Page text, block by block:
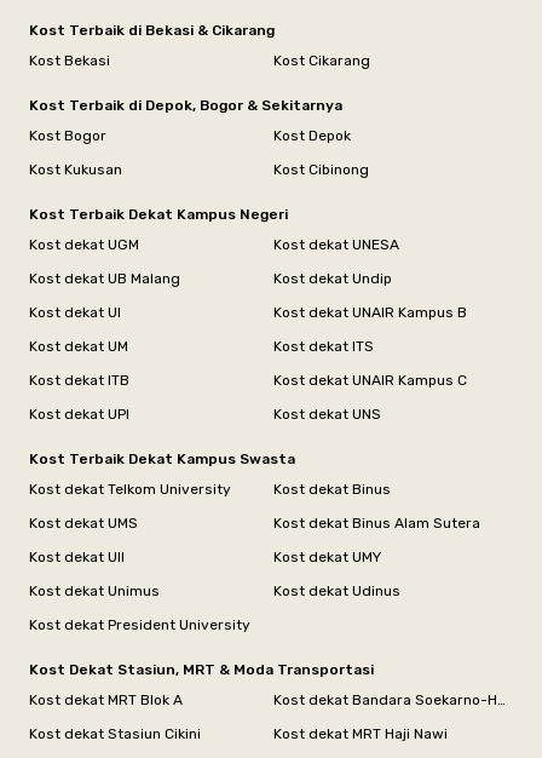
Kost Terbaik di Bekasi & Cikarang
Kost Bekasi
Kost Cikarang
Kost Terbaik di Depok, Bogor & Sekitarnya
Kost Bogor
Kost Depok
Kost Kukusan
Kost Cibinong
Kost Terbaik Dekat Kampus Negeri
Kost dekat UGM
Kost dekat UNESA
Kost dekat UB Malang
Kost dekat Undip
Kost dekat UI
Kost dekat UNAIR Kampus B
Kost dekat UM
Kost dekat ITS
Kost dekat ITB
Kost dekat UNAIR Kampus C
Kost dekat UPI
Kost dekat UNS
Kost Terbaik Dekat Kampus Swasta
Kost dekat Telkom University
Kost dekat Binus
Kost dekat UMS
Kost dekat Binus Alam Sutera
Kost dekat UII
Kost dekat UMY
Kost dekat Unimus
Kost dekat Udinus
Kost dekat President University
Kost Dekat Stasiun, MRT & Moda Transportasi
Kost dekat MRT Blok A
Kost dekat Bandara Soekarno-Hatta
Kost dekat Stasiun Cikini
Kost dekat MRT Haji Nawi